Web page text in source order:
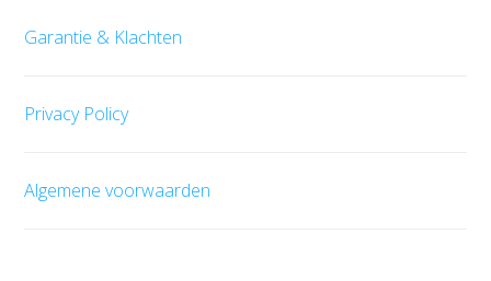
Garantie & Klachten
Privacy Policy
Algemene voorwaarden